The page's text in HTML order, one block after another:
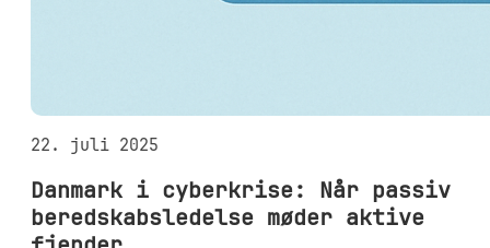
22. juli 2025
Danmark i cyberkrise: Når passiv
beredskabsledelse møder aktive